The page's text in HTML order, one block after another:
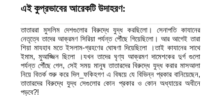
এই কুপ্রভাবের আরেকটি উদাহরণ:
তাতাররা মুসলিম দেশগুলোর বিরুদ্ধে যুদ্ধ করছিলো। সেনাপতি কাযানের
নেতৃত্বে তাদের আক্রমণ সিরিয়া পর্যন্ত পৌঁছে গিয়েছিলো। আর আগেই তারা
শিয়া মাযহাব মতে ইসলাম-গ্রহণের ঘোষণা দিয়েছিলো ।তাই কাযানের সাথে
ইমাম, মুআজ্জিন ছিলো ।যখন তাদের ঘৃণ্য আক্রমণ দামেশকের দুর্গ গুলো
পর্যন্ত পৌঁছে গেল, সেই সময় মানুষ তাতারদের বিরুদ্ধে যুদ্ধ করার মাসআলা
নিয়ে বিতর্ক শুরু করে দিল_ফকিহগণ এ বিষয়ে যে বিভিন্ন প্রকার বানিয়েছেন,
তাতারদের বিরুদ্ধে যুদ্ধ সেগুলোর কোন প্রকার ও কোন অধ্যায়ের অধীনে
পড়বে?!